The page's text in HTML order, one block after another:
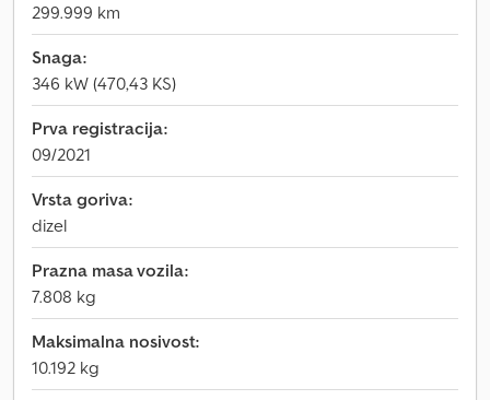
299.999 km
Snaga:
346 kW (470,43 KS)
Prva registracija:
09/2021
Vrsta goriva:
dizel
Prazna masa vozila:
7.808 kg
Maksimalna nosivost:
10.192 kg